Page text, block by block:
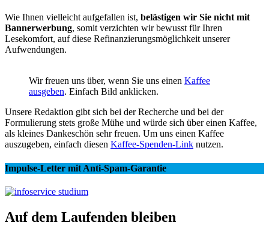
Wie Ihnen vielleicht aufgefallen ist, belästigen wir Sie nicht mit
Bannerwerbung, somit verzichten wir bewusst für Ihren
Lesekomfort, auf diese Refinanzierungsmöglichkeit unserer
Aufwendungen.
Wir freuen uns über, wenn Sie uns einen Kaffee
ausgeben. Einfach Bild anklicken.
Unsere Redaktion gibt sich bei der Recherche und bei der
Formulierung stets große Mühe und würde sich über einen Kaffee,
als kleines Dankeschön sehr freuen. Um uns einen Kaffee
auszugeben, einfach diesen Kaffee-Spenden-Link nutzen.
Impulse-Letter mit Anti-Spam-Garantie
Auf dem Laufenden bleiben